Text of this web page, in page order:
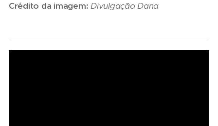
Crédito da imagem: Divulgação Dana